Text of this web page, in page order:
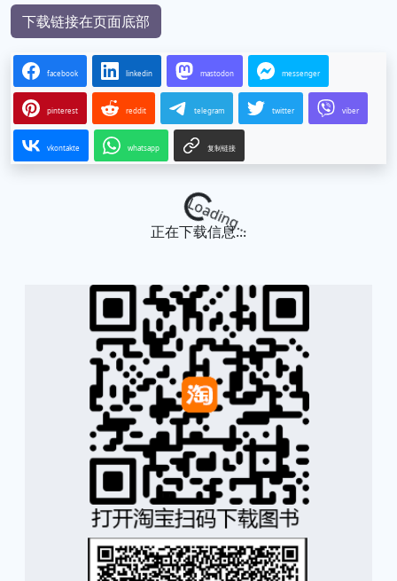
下载链接在页面底部
facebook linkedin mastodon messenger
pinterest reddit telegram twitter viber
vkontakte whatsapp 复制链接
Loading...
正在下载信息...